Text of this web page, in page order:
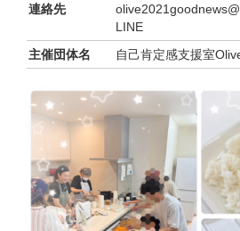
連絡先
LINE
主催団体名
自己肯定感支援室